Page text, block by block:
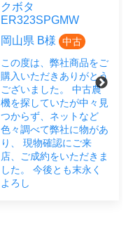
クボタ
ER323SPGMW
岡山県 B様
中古
この度は、弊社商品をご
購入いただきありがとう
ございました。 中古農
機を探していたが中々見
つからず、ネットなど
色々調べて弊社に物があ
り、 現物確認にご来
店、ご成約をいただきま
した。 今後とも末永く
よろし